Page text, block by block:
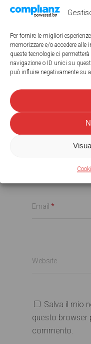
Per fornire le migliori
memorizzare e/o accedere
queste tecnologie ci
navigazione o ID unici su
può influire negativamente su
My comment is..
Email *
Website
Salva il mio
questo browser
commento.